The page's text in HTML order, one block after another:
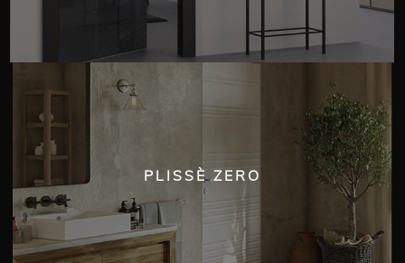
PLISSÈ ZERO